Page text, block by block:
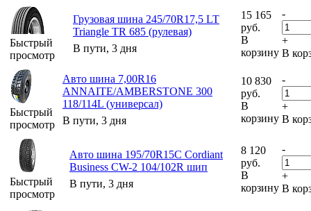
Быстрый
просмотр
Грузовая шина 245/70R17,5 LT
Triangle TR 685 (рулевая)
В пути, 3 дня
15 165
руб.
В
корзину
-
+
В
Быстрый
просмотр
Авто шина 7,00R16
ANNAITE/AMBERSTONE 300
118/114L (универсал)
В пути, 3 дня
10 830
руб.
В
корзину
-
+
В
Быстрый
просмотр
Авто шина 195/70R15C Cordiant
Business CW-2 104/102R шип
В пути, 3 дня
8 120
руб.
В
корзину
-
+
В